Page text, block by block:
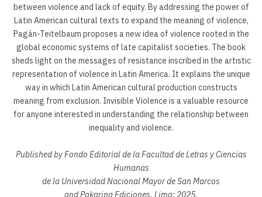
between violence and lack of equity. By addressing the power of
Latin American cultural texts to expand the meaning of violence,
Pagán-Teitelbaum proposes a new idea of violence rooted in the
global economic systems of late capitalist societies. The book
sheds light on the messages of resistance inscribed in the artistic
representation of violence in Latin America. It explains the unique
way in which Latin American cultural production constructs
meaning from exclusion. Invisible Violence is a valuable resource
for anyone interested in understanding the relationship between
inequality and violence.
Published by Fondo Editorial de la Facultad de Letras y Ciencias
Humanas
de la Universidad Nacional Mayor de San Marcos
and Pakarina Ediciones, Lima: 2025.